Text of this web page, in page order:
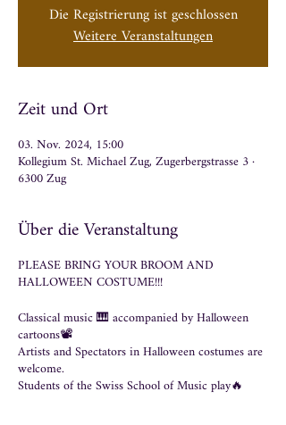
Die Registrierung ist geschlossen
Weitere Veranstaltungen
Zeit und Ort
03. Nov. 2024, 15:00
Kollegium St. Michael Zug, Zugerbergstrasse 3 ·
6300 Zug
Über die Veranstaltung
PLEASE BRING YOUR BROOM AND
HALLOWEEN COSTUME!!!
Classical music 🎹 accompanied by Halloween
cartoons📽
Artists and Spectators in Halloween costumes are
welcome.
Students of the Swiss School of Music play🔥